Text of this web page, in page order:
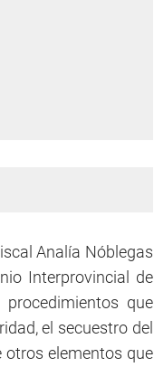
Analía Nóblegas
Interprovincial de
que
el secuestro del
otros elementos que